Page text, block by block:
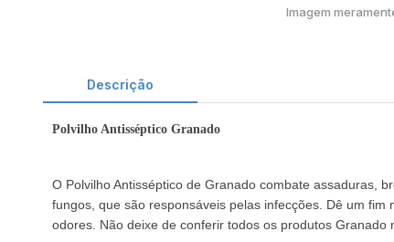
Imagem
Descrição
Polvilho Antisséptico Granado
O Polvilho Antisséptico de Granado combate assaduras,
fungos, que são responsáveis pelas infecções. Dê um
odores. Não deixe de conferir todos os produtos Granado